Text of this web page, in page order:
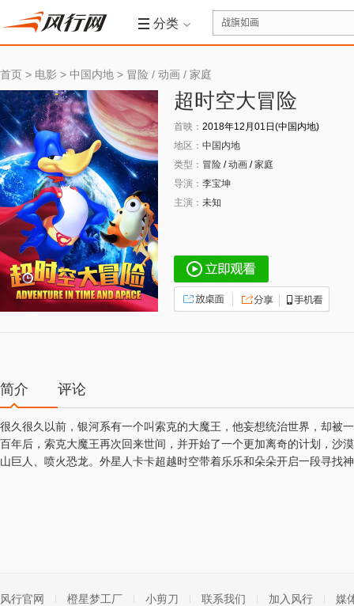
分类
首页 > 电影 > 中国内地 > 冒险 / 动画 / 家庭
超时空大冒险
首映： 2018年12月01日(中国内地)
地区： 中国内地
类型： 冒险 /动画 /家庭
导演： 李宝坤
主演： 未知
简介 评论
很久很久以前，银河系有一个叫索克的大魔王，他妄想统治世界，却被
百年后，索克大魔王再次回来世间，并开始了一个更加离奇的计划，沙
山巨人、喷火恐龙。外星人卡卡超越时空带着乐乐和朵朵开启一段寻找
风行官网 橙星梦工厂 小剪刀 联系我们 加入风行 媒